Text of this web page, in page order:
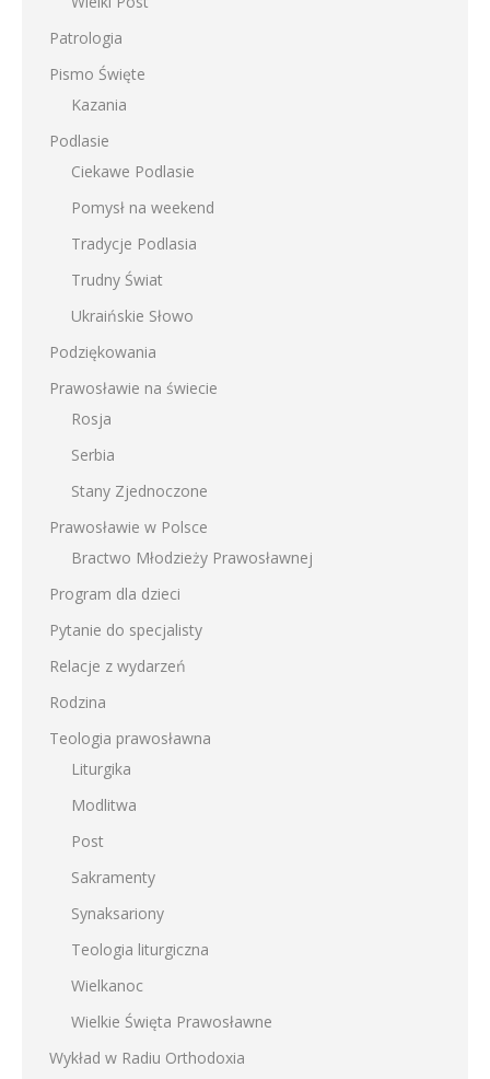
Patrologia
Pismo Święte
Kazania
Podlasie
Ciekawe Podlasie
Pomysł na weekend
Tradycje Podlasia
Trudny Świat
Ukraińskie Słowo
Podziękowania
Prawosławie na świecie
Rosja
Serbia
Stany Zjednoczone
Prawosławie w Polsce
Bractwo Młodzieży Prawosławnej
Program dla dzieci
Pytanie do specjalisty
Relacje z wydarzeń
Rodzina
Teologia prawosławna
Liturgika
Modlitwa
Post
Sakramenty
Synaksariony
Teologia liturgiczna
Wielkanoc
Wielkie Święta Prawosławne
Wykład w Radiu Orthodoxia